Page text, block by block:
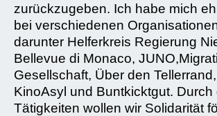
zurückzugeben. Ich habe mich
bei verschiedenen
darunter Helferkreis Regierung
Bellevue di Monaco,
Gesellschaft, Über den
KinoAsyl und Buntkicktgut. Durch
Tätigkeiten wollen wir Solidarität